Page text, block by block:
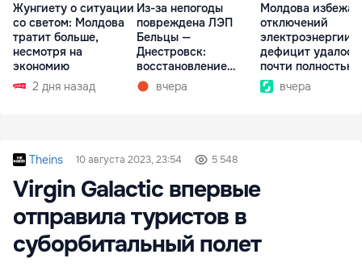
Жунгиету о ситуации
со светом: Молдова
тратит больше,
несмотря на
экономию
2 дня назад
Из-за непогоды
повреждена ЛЭП
Бельцы —
Днестровск:
восстановление
займет более недели
вчера
Молдова
отключений
электроэнергии:
дефицит удалось
почти полностью
покрыть
вчера
Theins 10 августа 2023, 23:54 5 548
Virgin Galactic впервые
отправила туристов в
суборбитальный полет